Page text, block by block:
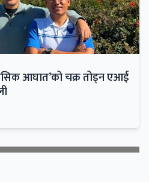
आघात’को चक्र तोड्न एआई